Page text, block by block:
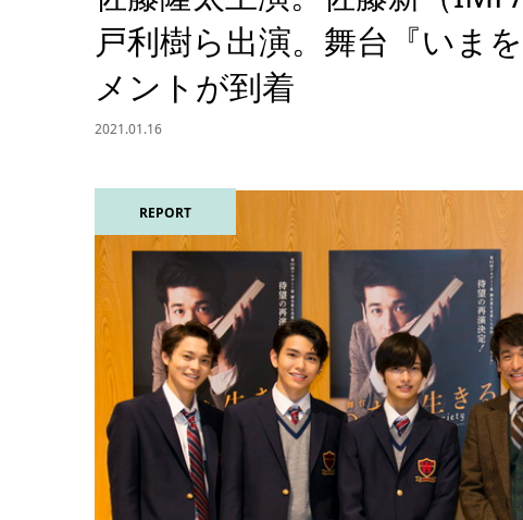
戸利樹ら出演。舞台『いま
メントが到着
2021.01.16
REPORT